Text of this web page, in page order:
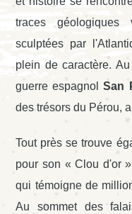
traces
sculptées par
plein de caractère.
guerre espagnolSan
des trésors du Pérou,
Tout près se trouve
pour son « Clou d'or
qui témoigne de
Au sommet des